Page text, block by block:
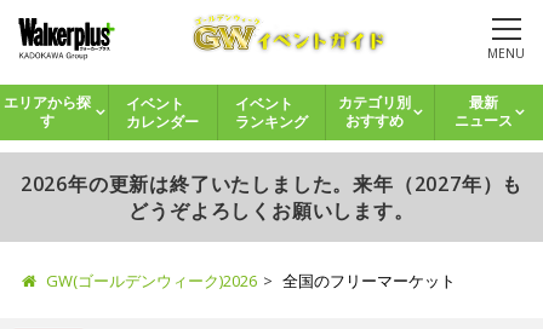
MENU
エリアから探
す
イベント
カレンダー
イベント
ランキング
カテゴリ別
おすすめ
最新
ニュース
2026年の更新は終了いたしました。来年（2027年）も
どうぞよろしくお願いします。
GW(ゴールデンウィーク)2026 全国のフリーマーケット